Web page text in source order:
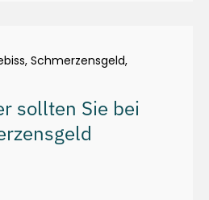
, Schmerzensgeld,
sollten Sie bei